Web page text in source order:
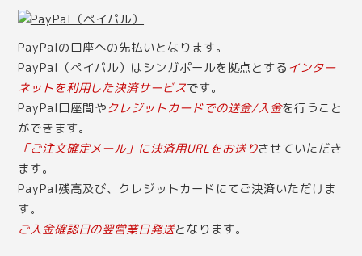
PayPalの口座への先払いとなります。
PayPal（ペイパル）はシンガポールを拠点とする インター
ネットを利用した決済サービスです。
PayPal口座間やクレジットカードでの送金/入金を行うこと
ができます。
「ご注文確定メール」に決済用URLをお送りさせていただき
ます。
PayPal残高及び、クレジットカードにてご決済いただけま
す。
ご入金確認日の翌営業日発送となります。